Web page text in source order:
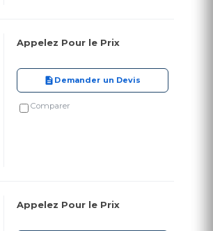
Appelez Pour le Prix
Demander un Devis
Comparer
Appelez Pour le Prix